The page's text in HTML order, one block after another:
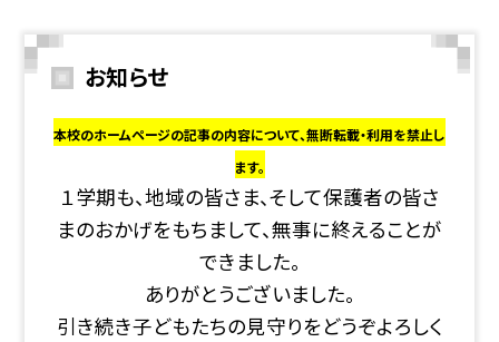
お知らせ
本校のホームページの記事の内容について、無断転載・利用を禁止し
ます。
１学期も、地域の皆さま、そして保護者の皆さ
まのおかげをもちまして、無事に終えることが
できました。
ありがとうございました。
引き続き子どもたちの見守りをどうぞよろしく